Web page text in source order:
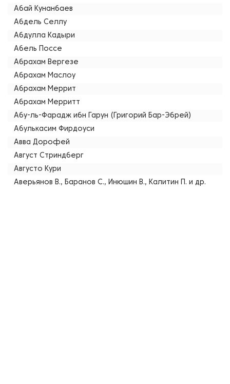
Абай Кунанбаев
Абдель Селлу
Абдулла Кадыри
Абель Поссе
Абрахам Вергезе
Абрахам Маслоу
Абрахам Меррит
Абрахам Мерритт
Абу-ль-Фарадж ибн Гарун (Григорий Бар-Эбрей)
Абулькасим Фирдоуси
Авва Дорофей
Август Стриндберг
Августо Кури
Аверьянов В., Баранов С., Инюшин В., Калитин П. и др.